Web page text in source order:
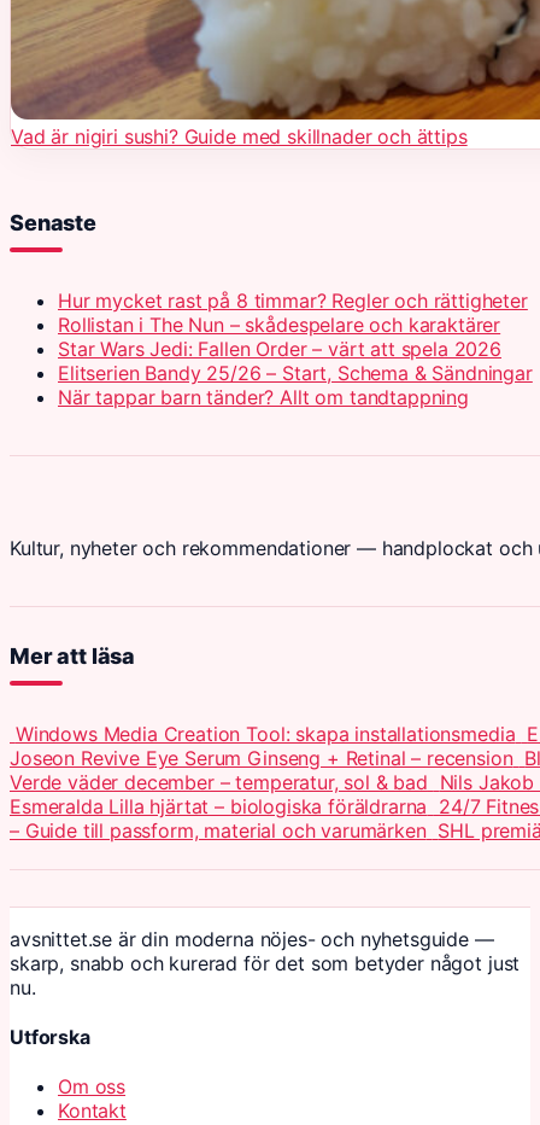
Vad är nigiri sushi? Guide med skillnader och ättips
Senaste
Hur mycket rast på 8 timmar? Regler och rättigheter
Rollistan i The Nun – skådespelare och karaktärer
Star Wars Jedi: Fallen Order – värt att spela 2026
Elitserien Bandy 25/26 – Start, Schema & Sändningar
När tappar barn tänder? Allt om tandtappning
Kultur, nyheter och rekommendationer — handplockat
Mer att läsa
Windows Media Creation Tool: skapa installationsmedia
Joseon Revive Eye Serum Ginseng + Retinal – recension
Verde väder december – temperatur, sol & bad Nils
Esmeralda Lilla hjärtat – biologiska föräldrarna 24/7
– Guide till passform, material och varumärken SHL
avsnittet.se är din moderna nöjes- och nyhetsguide —
skarp, snabb och kurerad för det som betyder något just
nu.
Utforska
Om oss
Kontakt